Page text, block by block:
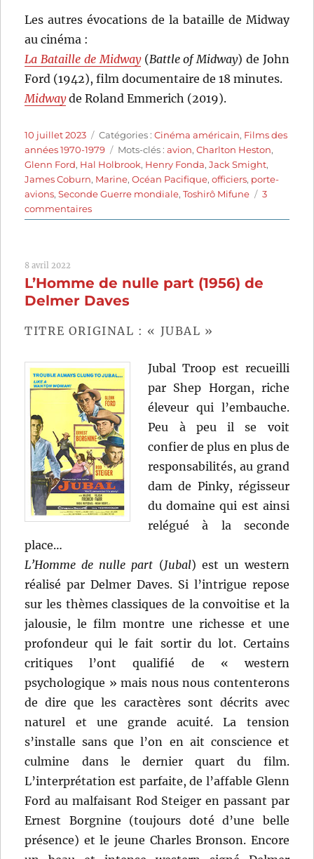
Les autres évocations de la bataille de Midway
au cinéma :
La Bataille de Midway(Battle of Midway) de John
Ford (1942), film documentaire de 18 minutes.
Midwayde Roland Emmerich (2019).
Publié
le
10 juillet 2023 Catégories
Catégories :Cinéma américain, Films des
années 1970-1979
Étiquettes
Mots-clés :avion,Charlton Heston,
Glenn Ford, Hal Holbrook, Henry Fonda,Jack Smight,
James Coburn, Marine,Océan Pacifique,officiers, porte-
avions,Seconde Guerre mondiale,Toshirô Mifune
3
commentairessur
La
(1976)
de
Smight
8 avril 2022
L’Homme de nulle part (1956) de
Delmer Daves
TITRE ORIGINAL : « JUBAL »
Jubal Troop est recueilli
par Shep Horgan, riche
éleveur qui l’embauche.
Peu à peu il se voit
confier de plus en plus de
responsabilités, au grand
dam de Pinky, régisseur
du domaine qui est ainsi
relégué à la seconde
place…
L’Homme de nulle part (Jubal) est un western
réalisé par Delmer Daves. Si l’intrigue repose
sur les thèmes classiques de la convoitise et la
jalousie, le film montre une richesse et une
profondeur qui le fait sortir du lot. Certains
critiques l’ont qualifié de « western
psychologique » mais nous nous contenterons
de dire que les caractères sont décrits avec
naturel et une grande acuité. La tension
s’installe sans que l’on en ait conscience et
culmine dans le dernier quart du film.
L’interprétation est parfaite, de l’affable Glenn
Ford au malfaisant Rod Steiger en passant par
Ernest Borgnine (toujours doté d’une belle
présence) et le jeune Charles Bronson. Encore